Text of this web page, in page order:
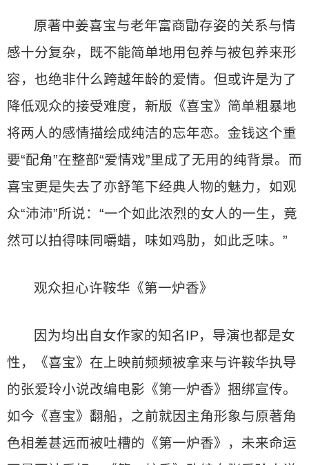
原著中姜喜宝与老年富商勖存姿的关系与情
感十分复杂，既不能简单地用包养与被包养来形
容，也绝非什么跨越年龄的爱情。但或许是为了
降低观众的接受难度，新版《喜宝》简单粗暴地
将两人的感情描绘成纯洁的忘年恋。金钱这个重
要“配角”在整部“爱情戏”里成了无用的纯背景。而
喜宝更是失去了亦舒笔下经典人物的魅力，如观
众“沛沛”所说：“一个如此浓烈的女人的一生，竟
然可以拍得味同嚼蜡，味如鸡肋，如此乏味。”
观众担心许鞍华《第一炉香》
因为均出自女作家的知名IP，导演也都是女
性，《喜宝》在上映前频频被拿来与许鞍华执导
的张爱玲小说改编电影《第一炉香》捆绑宣传。
如今《喜宝》翻船，之前就因主角形象与原著角
色相差甚远而被吐槽的《第一炉香》，未来命运